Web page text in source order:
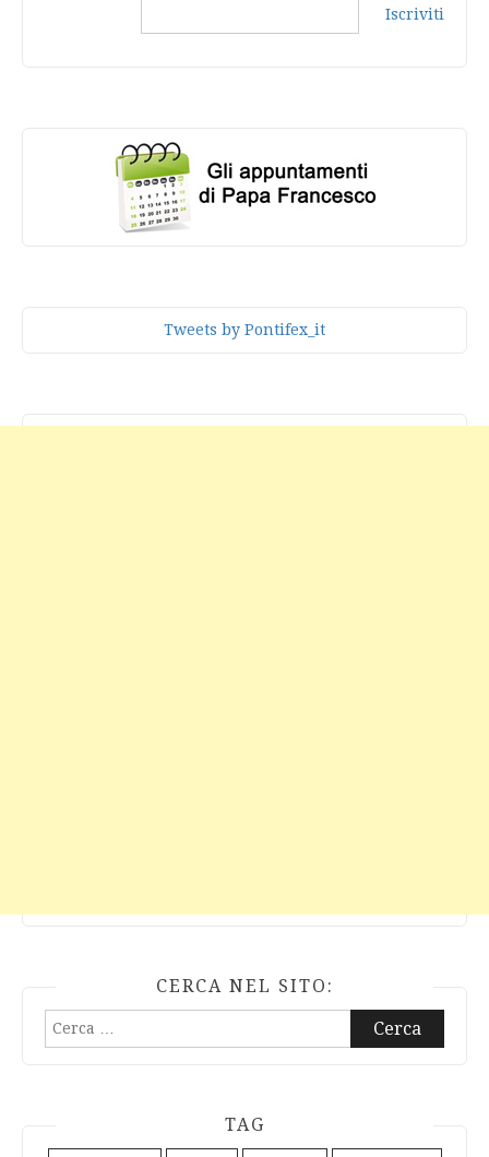
Iscriviti
Tweets by Pontifex_it
CERCA NEL SITO:
Ricerca
per:
TAG